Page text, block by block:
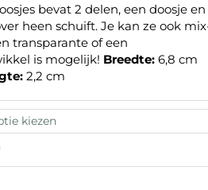
bevat 2 delen, een doosje en
heen schuift. Je kan ze ook
transparante of een
is mogelijk! Breedte: 6,8 cm
2,2 cm